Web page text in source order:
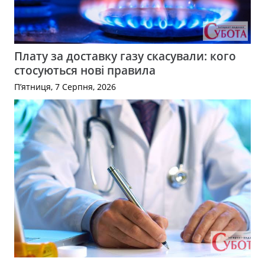
Плату за доставку газу скасували: кого
стосуються нові правила
П’ятниця, 7 Серпня, 2026